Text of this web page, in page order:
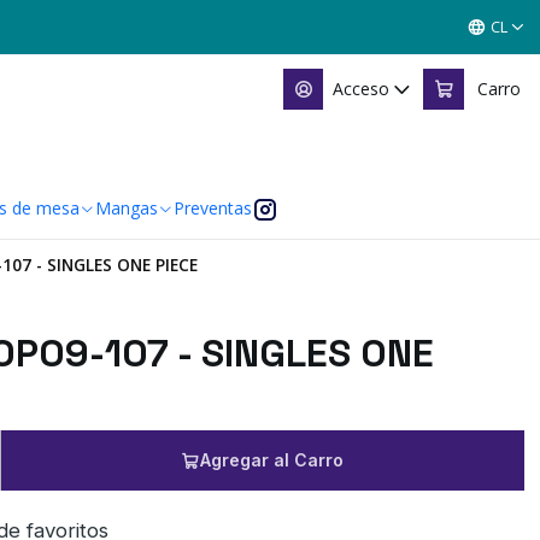
Acceso Carro
de mesa Mangas Preventas
CL
- SINGLES ONE PIECE
107 - SINGLES ONE
Agregar al Carro
favoritos